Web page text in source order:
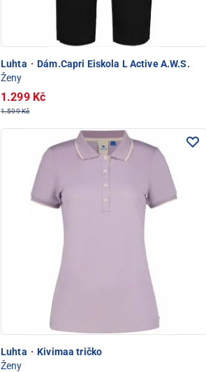
Luhta · Dám.Capri Eiskola L Active A.W.S.
Ženy
1.299 Kč
1.599 Kč
Luhta · Kivimaa tričko
Ženy